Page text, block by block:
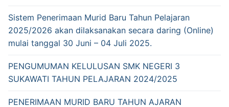
Sistem Penerimaan Murid Baru Tahun Pelajaran
2025/2026 akan dilaksanakan secara daring (Online)
mulai tanggal 30 Juni – 04 Juli 2025.
PENGUMUMAN KELULUSAN SMK NEGERI 3
SUKAWATI TAHUN PELAJARAN 2024/2025
PENERIMAAN MURID BARU TAHUN AJARAN